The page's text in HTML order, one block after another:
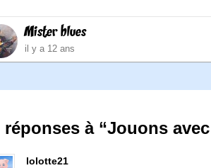
Mister blues
il y a 12 ans
réponses à “Jouons
lolotte21